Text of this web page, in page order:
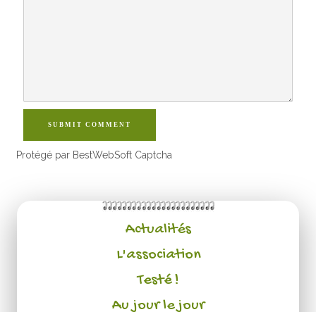
SUBMIT COMMENT
Protégé par BestWebSoft Captcha
Actualités
L'association
Testé !
Au jour le jour